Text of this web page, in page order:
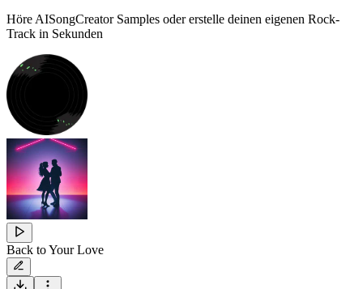
Höre AISongCreator Samples oder erstelle deinen eigenen Rock-
Track in Sekunden
Back to Your Love